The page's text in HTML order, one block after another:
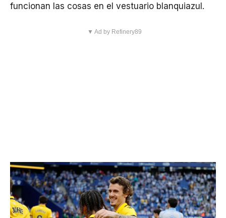
funcionan las cosas en el vestuario blanquiazul.
▼ Ad by Refinery89